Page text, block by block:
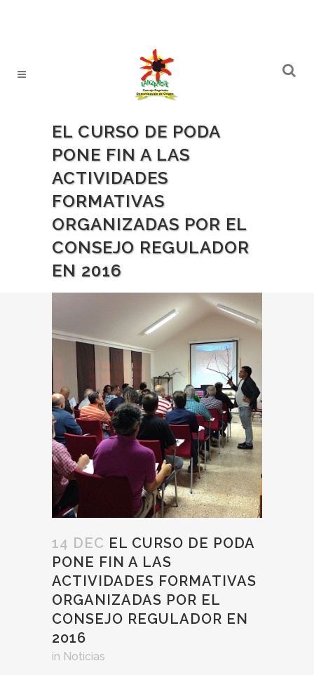
EL CURSO DE PODA
PONE FIN A LAS
ACTIVIDADES
FORMATIVAS
ORGANIZADAS POR EL
CONSEJO REGULADOR
EN 2016
14 DEC EL CURSO DE PODA
PONE FIN A LAS
ACTIVIDADES FORMATIVAS
ORGANIZADAS POR EL
CONSEJO REGULADOR EN
2016
in Noticias